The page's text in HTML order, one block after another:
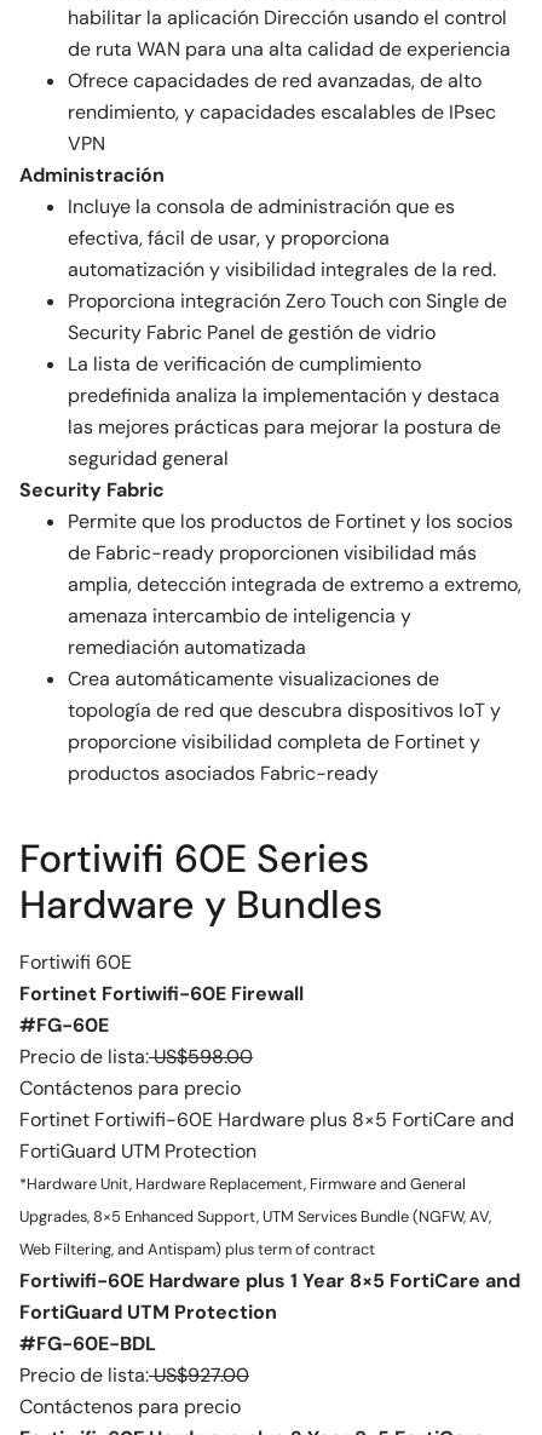
habilitar la aplicación Dirección usando el control
de ruta WAN para una alta calidad de experiencia
Ofrece capacidades de red avanzadas, de alto
rendimiento, y capacidades escalables de IPsec
VPN
Administración
Incluye la consola de administración que es
efectiva, fácil de usar, y proporciona
automatización y visibilidad integrales de la red.
Proporciona integración Zero Touch con Single de
Security Fabric Panel de gestión de vidrio
La lista de verificación de cumplimiento
predefinida analiza la implementación y destaca
las mejores prácticas para mejorar la postura de
seguridad general
Security Fabric
Permite que los productos de Fortinet y los socios
de Fabric-ready proporcionen visibilidad más
amplia, detección integrada de extremo a extremo,
amenaza intercambio de inteligencia y
remediación automatizada
Crea automáticamente visualizaciones de
topología de red que descubra dispositivos IoT y
proporcione visibilidad completa de Fortinet y
productos asociados Fabric-ready
Fortiwifi 60E Series
Hardware y Bundles
Fortiwifi 60E
Fortinet Fortiwifi-60E Firewall
#FG-60E
Precio de lista:US$598.00
Contáctenos para precio
Fortinet Fortiwifi-60E Hardware plus 8×5 FortiCare and
FortiGuard UTM Protection
*Hardware Unit, Hardware Replacement, Firmware and General
Upgrades, 8×5 Enhanced Support, UTM Services Bundle (NGFW, AV,
Web Filtering, and Antispam) plus term of contract
Fortiwifi-60E Hardware plus 1 Year 8×5 FortiCare and
FortiGuard UTM Protection
#FG-60E-BDL
Precio de lista:US$927.00
Contáctenos para precio